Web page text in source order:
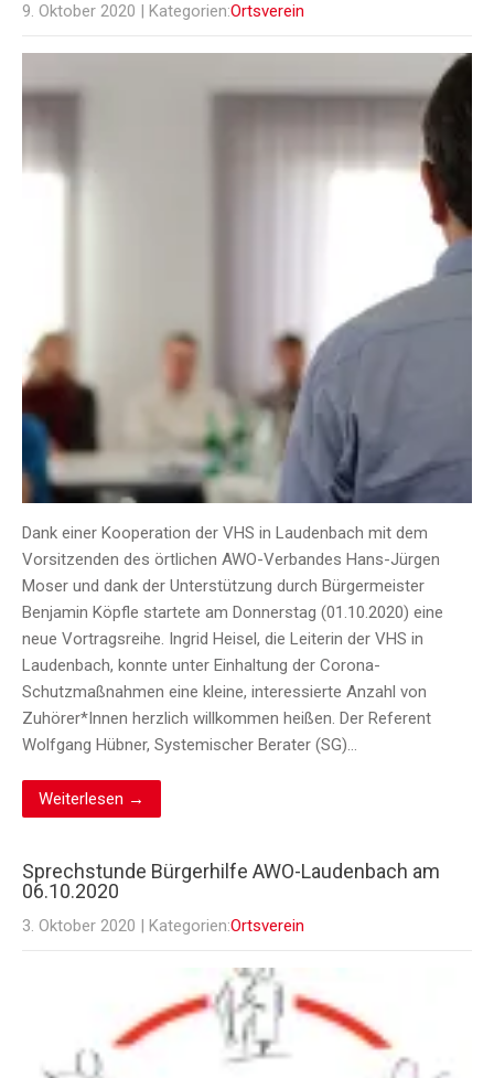
9. Oktober 2020 | Kategorien:Ortsverein
Dank einer Kooperation der VHS in Laudenbach mit dem
Vorsitzenden des örtlichen AWO-Verbandes Hans-Jürgen
Moser und dank der Unterstützung durch Bürgermeister
Benjamin Köpfle startete am Donnerstag (01.10.2020) eine
neue Vortragsreihe. Ingrid Heisel, die Leiterin der VHS in
Laudenbach, konnte unter Einhaltung der Corona-
Schutzmaßnahmen eine kleine, interessierte Anzahl von
Zuhörer*Innen herzlich willkommen heißen. Der Referent
Wolfgang Hübner, Systemischer Berater (SG)…
Weiterlesen →
Sprechstunde Bürgerhilfe AWO-Laudenbach am
06.10.2020
3. Oktober 2020 | Kategorien:Ortsverein